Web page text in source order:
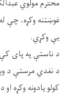
محترم مولوي
غوښتنه وکړه، چې
یې وکړي.
د ناستې په پای
د نغدي مرستې د
کولو یادونه وکړه